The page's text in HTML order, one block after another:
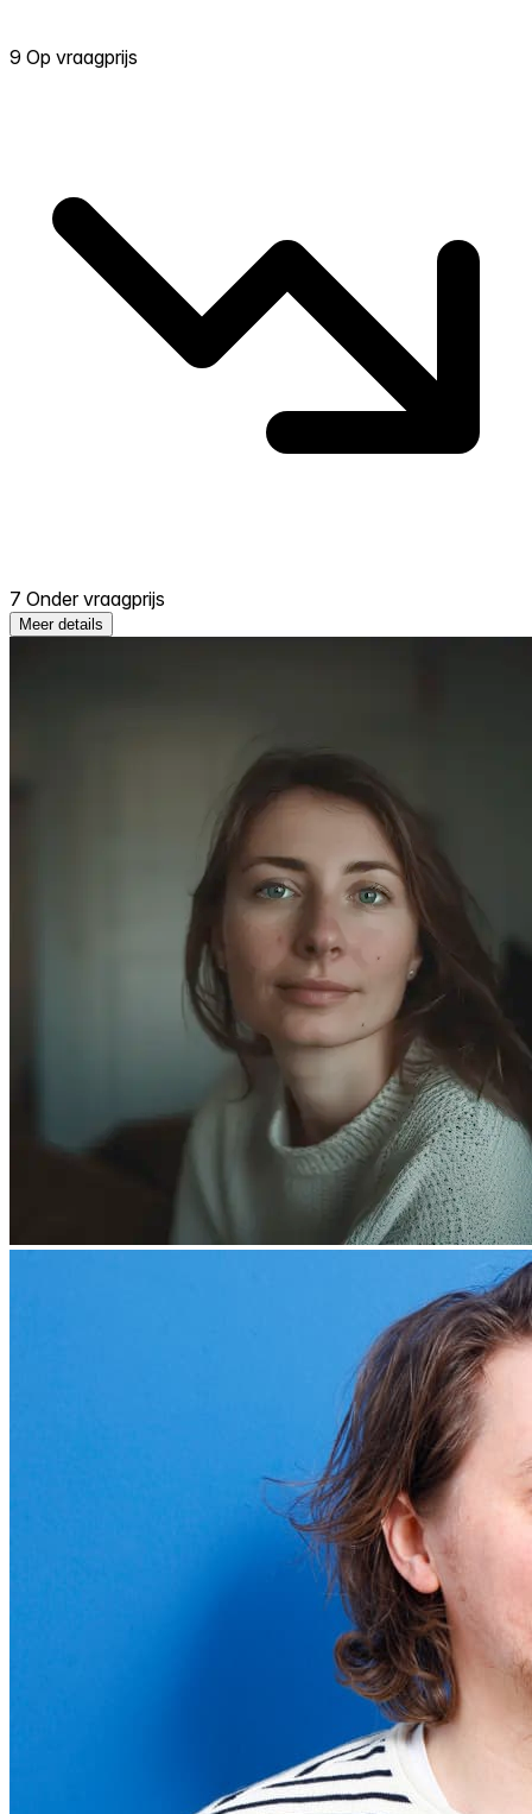
9 Op vraagprijs
7 Onder vraagprijs
Meer details